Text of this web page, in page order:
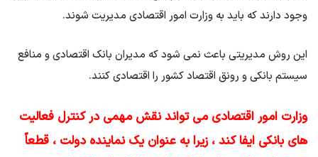
وجود دارند که باید به وزارت امور اقتصادی مدیریت شوند.
این روش مدیریتی باعث نمی شود که مدیران بانک اقتصادی و منافع
سیستم بانکی و رونق اقتصاد کشور را اقتصادی کنند.
وزارت امور اقتصادی می تواند نقش مهمی در کنترل فعالیت
های بانکی ایفا کند ، زیرا به عنوان یک نماینده دولت ، قطعاً